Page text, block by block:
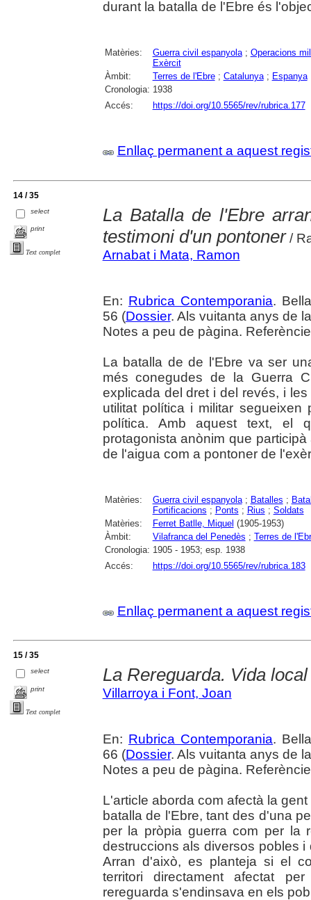
durant la batalla de l'Ebre és
Matèries: Guerra civil espanyola; Operacions
Exèrcit
Àmbit:
Terres de l'Ebre; Catalunya; Espanya
Cronologia: 1938
Accés:
https://doi.org/10.5565/rev/rubrica.177
Enllaç permanent a aquest
14 / 35
select
print
Text complet
La Batalla de l'Ebre
testimoni d'un pontoner/
Arnabat i Mata, Ramon
En: Rubrica Contemporania.
56 (Dossier. Als vuitanta anys de
Notes a peu de pàgina.
La batalla de de l'Ebre va ser
més conegudes de la Guerra
explicada del dret i del revés, i
utilitat política i militar
política. Amb aquest text, el
protagonista anònim que
de l'aigua com a pontoner de
Matèries: Guerra civil espanyola; Batalles ;
Fortificacions ; Ponts ; Rius ; Soldats
Matèries:
Ferret Batlle, Miquel (1905-1953)
Àmbit:
Vilafranca del Penedès ; Terres de
Cronologia: 1905 - 1953; esp. 1938
Accés:
https://doi.org/10.5565/rev/rubrica.183
Enllaç permanent a aquest
15 / 35
select
print
Text complet
La Rereguarda. Vida
Villarroya i Font, Joan
En: Rubrica Contemporania.
66 (Dossier. Als vuitanta anys de
Notes a peu de pàgina.
L'article aborda com afectà la
batalla de l'Ebre, tant des d'una
per la pròpia guerra com per la
destruccions als diversos pobles
Arran d'això, es planteja si el
territori directament afectat
rereguarda s'endinsava en els